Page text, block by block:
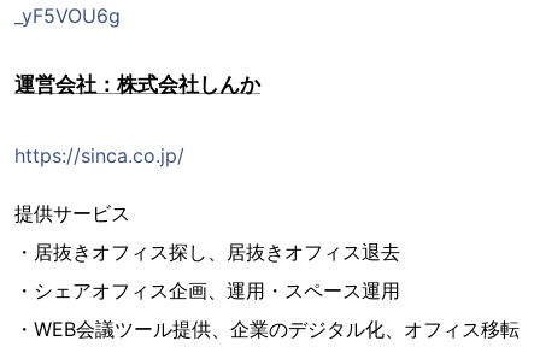
_yF5VOU6g
運営会社：株式会社しんか
https://sinca.co.jp/
提供サービス
・居抜きオフィス探し、居抜きオフィス退去
・シェアオフィス企画、運用・スペース運用
・WEB会議ツール提供、企業のデジタル化、オフィス移転